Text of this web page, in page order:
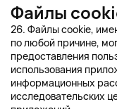
Файлы
26. Файлы cookie,
по любой причине,
предоставления
использования
информационных
исследовательских